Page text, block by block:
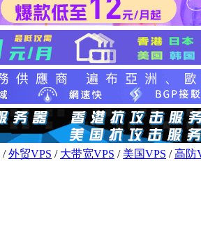
/外贸VPS / 大带宽VPS / 美国VPS /高防